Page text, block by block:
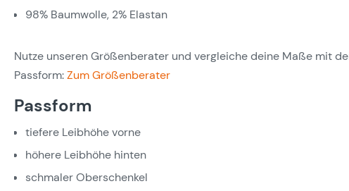
98% Baumwolle, 2% Elastan
Nutze unseren Größenberater und vergleiche deine Maße mit
Passform:Zum Größenberater
Passform
tiefere Leibhöhe vorne
höhere Leibhöhe hinten
schmaler Oberschenkel